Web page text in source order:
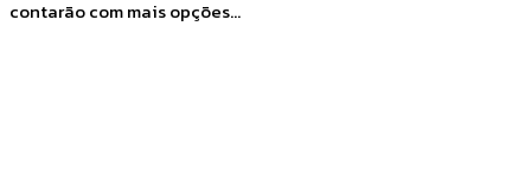
contarão com mais opções...